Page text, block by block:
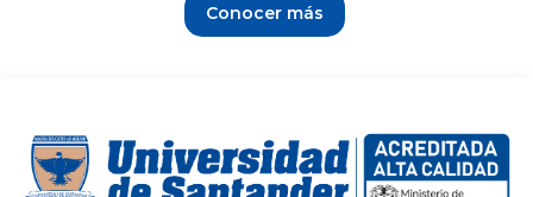
Conocer más